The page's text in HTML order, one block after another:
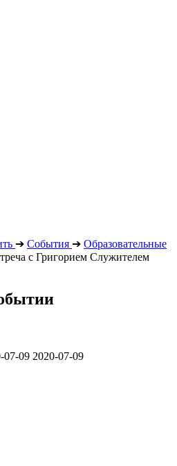
➔ События ➔ Образовательные
с Григорием Служителем
07-09 2020-07-09